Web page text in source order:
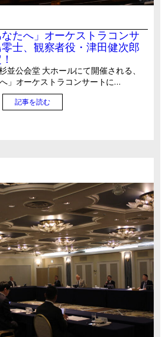
たへ」オーケストラコンサ
士、観察者役・津田健次郎
並公会堂 大ホールにて開催される、
」オーケストラコンサートに…
記事を読む